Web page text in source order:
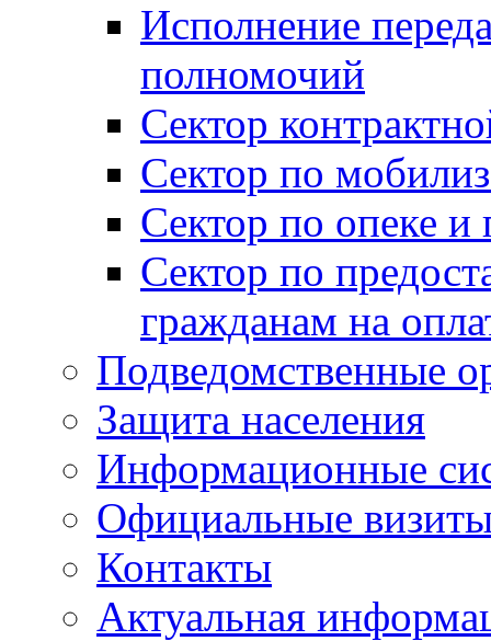
Исполнение
полномочий
Сектор
Сектор по
Сектор по опеке и
Сектор по
гражданам на
Подведомственные
Защита населения
Информационные
Официальные
Контакты
Актуальная